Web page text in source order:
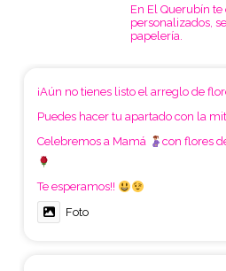
En El Querubín
personalizados,
papelería.
¡Aún no tienes listo el arreglo de
Puedes hacer tu apartado con la
Celebremos a Mamá
con flores
Te esperamos!!
Foto